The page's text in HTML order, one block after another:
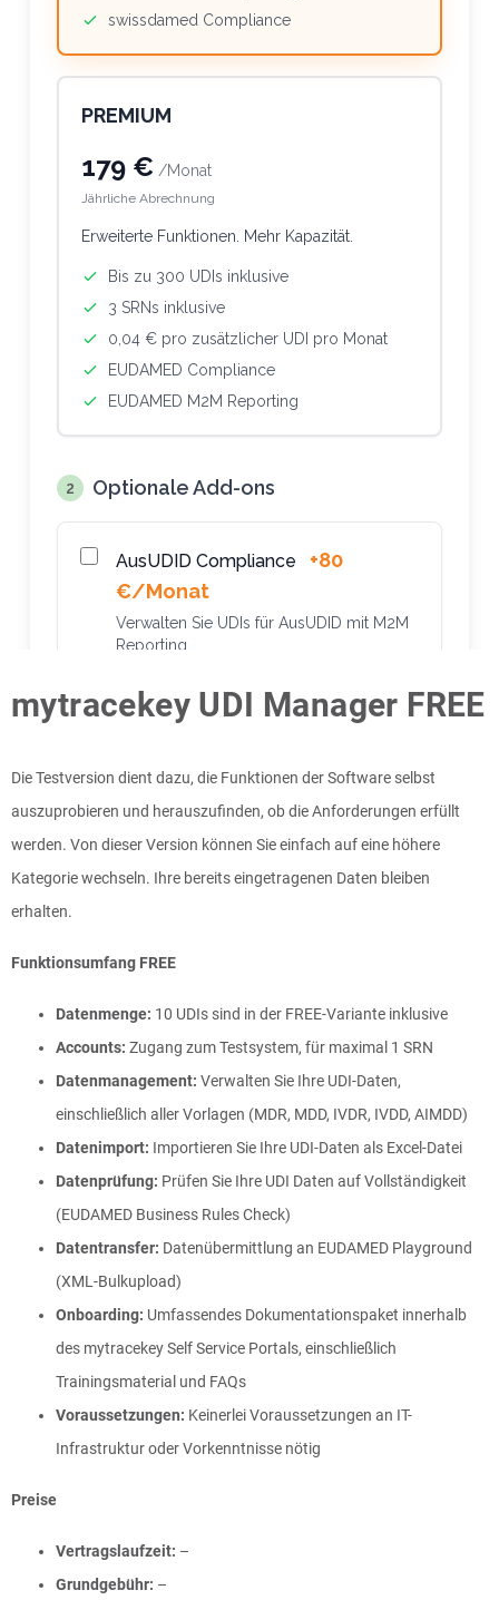
mytracekey UDI Manager FREE
Die Testversion dient dazu, die Funktionen der Software selbst
auszuprobieren und herauszufinden, ob die Anforderungen erfüllt
werden. Von dieser Version können Sie einfach auf eine höhere
Kategorie wechseln. Ihre bereits eingetragenen Daten bleiben
erhalten.
Funktionsumfang FREE
Datenmenge: 10 UDIs sind in der FREE-Variante inklusive
Accounts: Zugang zum Testsystem, für maximal 1 SRN
Datenmanagement: Verwalten Sie Ihre UDI-Daten,
einschließlich aller Vorlagen (MDR, MDD, IVDR, IVDD, AIMDD)
Datenimport: Importieren Sie Ihre UDI-Daten als Excel-Datei
Datenprüfung: Prüfen Sie Ihre UDI Daten auf Vollständigkeit
(EUDAMED Business Rules Check)
Datentransfer: Datenübermittlung an EUDAMED Playground
(XML-Bulkupload)
Onboarding: Umfassendes Dokumentationspaket innerhalb
des mytracekey Self Service Portals, einschließlich
Trainingsmaterial und FAQs
Voraussetzungen: Keinerlei Voraussetzungen an IT-
Infrastruktur oder Vorkenntnisse nötig
Preise
Vertragslaufzeit: –
Grundgebühr: –